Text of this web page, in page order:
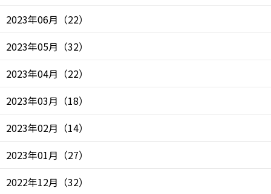
2023年06月 （22）
2023年05月 （32）
2023年04月 （22）
2023年03月 （18）
2023年02月 （14）
2023年01月 （27）
2022年12月 （32）